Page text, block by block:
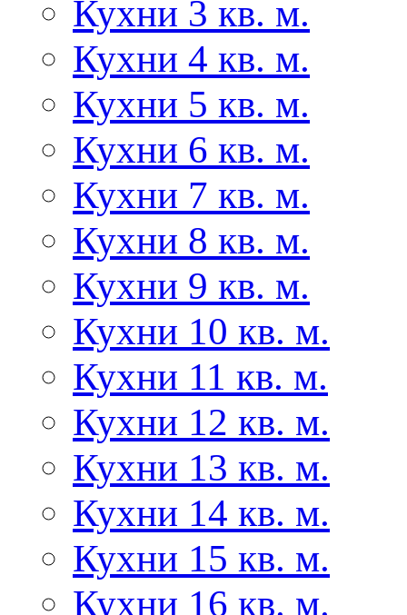
Кухни 3 кв. м.
Кухни 4 кв. м.
Кухни 5 кв. м.
Кухни 6 кв. м.
Кухни 7 кв. м.
Кухни 8 кв. м.
Кухни 9 кв. м.
Кухни 10 кв. м.
Кухни 11 кв. м.
Кухни 12 кв. м.
Кухни 13 кв. м.
Кухни 14 кв. м.
Кухни 15 кв. м.
Кухни 16 кв. м.